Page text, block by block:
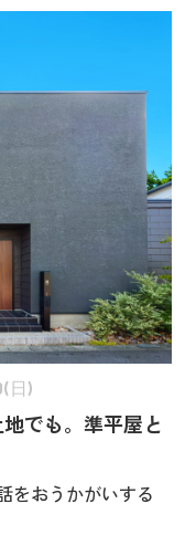
日)
でも。準平屋と
をおうかがいする